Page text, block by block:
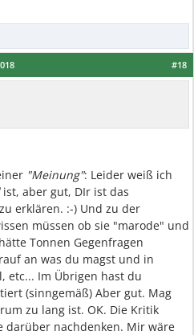
#18
"Meinung": Leider weiß ich
ist, aber gut, DIr ist das
erklären. :-) Und zu der
müssen ob sie "marode" und
Tonnen Gegenfragen
an was du magst und in
etc... Im Übrigen hast du
(sinngemäß) Aber gut. Mag
zu lang ist. OK. Die Kritik
darüber nachdenken. Mir wäre